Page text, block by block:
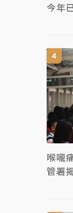
今年
喉嚨
管署